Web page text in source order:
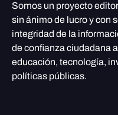
Somos un proyecto
sin ánimo de lucro y con
integridad de la
de confianza ciudadana
educación, tecnología,
políticas públicas.